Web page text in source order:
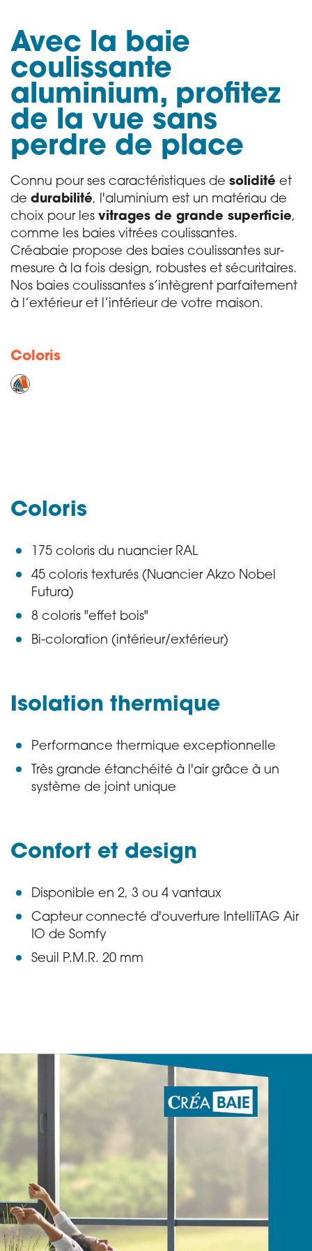
Avec la baie
coulissante
aluminium, profitez
de la vue sans
perdre de place
Connu pour ses caractéristiques de solidité et
de durabilité, l'aluminium est un matériau de
choix pour les vitrages de grande superficie,
comme les baies vitrées coulissantes.
Créabaie propose des baies coulissantes sur-
mesure à la fois design, robustes et sécuritaires.
Nos baies coulissantes s’intègrent parfaitement
à l’extérieur et l’intérieur de votre maison.
Coloris
Coloris
175 coloris du nuancier RAL
45 coloris texturés (Nuancier Akzo Nobel
Futura)
8 coloris "effet bois"
Bi-coloration (intérieur/extérieur)
Isolation thermique
Performance thermique exceptionnelle
Très grande étanchéité à l'air grâce à un
système de joint unique
Confort et design
Disponible en 2, 3 ou 4 vantaux
Capteur connecté d'ouverture IntelliTAG Air
IO de Somfy
Seuil P.M.R. 20 mm